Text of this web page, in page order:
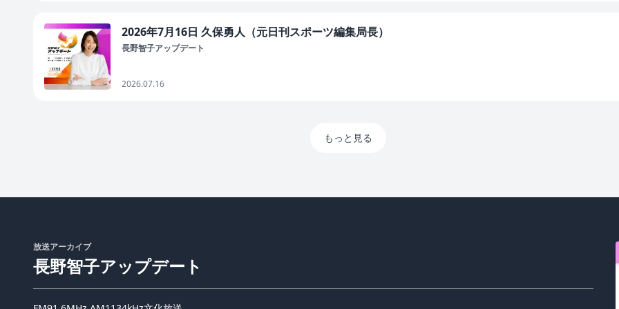
2026年7月16日 久保勇人（元日刊スポーツ編集局長）
長野智子アップデート
2026.07.16
もっと見る
放送アーカイブ
長野智子アップデート